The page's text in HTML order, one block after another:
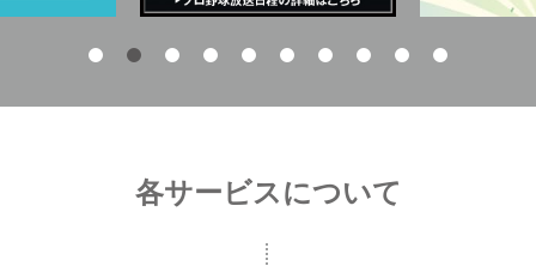
各サービスについて